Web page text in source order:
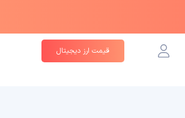
قیمت ارز دیجیتال